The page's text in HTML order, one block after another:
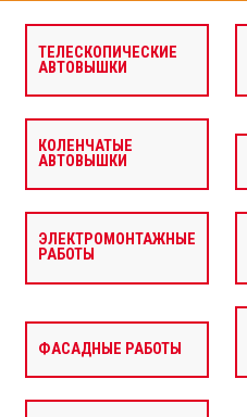
ТЕЛЕСКОПИЧЕСКИЕ
АВТОВЫШКИ
КОЛЕНЧАТЫЕ
АВТОВЫШКИ
ЭЛЕКТРОМОНТАЖНЫЕ
РАБОТЫ
ФАСАДНЫЕ РАБОТЫ